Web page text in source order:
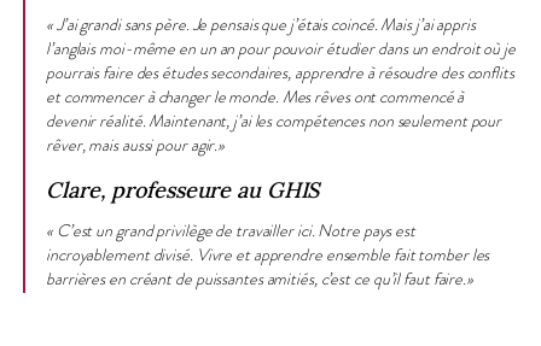
« J’ai grandi sans père. Je pensais que j’étais coincé. Mais j’ai appris
l’anglais moi-même en un an pour pouvoir étudier dans un endroit où je
pourrais faire des études secondaires, apprendre à résoudre des conflits
et commencer à changer le monde. Mes rêves ont commencé à
devenir réalité. Maintenant, j’ai les compétences non seulement pour
rêver, mais aussi pour agir.»
Clare, professeure au GHIS
« C’est un grand privilège de travailler ici. Notre pays est
incroyablement divisé. Vivre et apprendre ensemble fait tomber les
barrières en créant de puissantes amitiés, c’est ce qu’il faut faire.»